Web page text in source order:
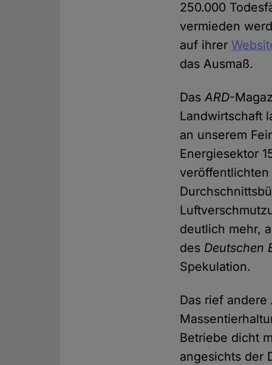
250.000
vermieden
auf ihrer
das Ausmaß.
DasARD-
Landwirtschaft
an unserem
Energiesektor
deutlich mehr,
des Deutschen
Spekulation.
Das rief
Betriebe dicht
angesichts der